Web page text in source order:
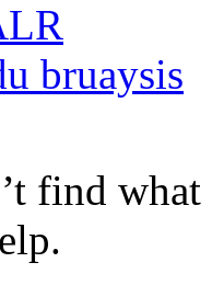
bruaysis
find